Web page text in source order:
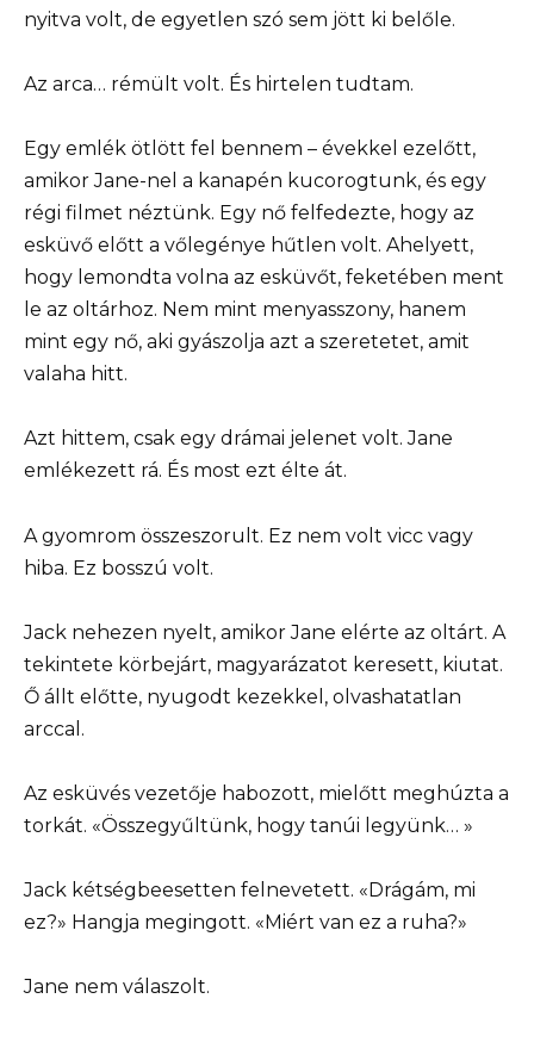
nyitva volt, de egyetlen szó sem jött ki belőle.
Az arca… rémült volt. És hirtelen tudtam.
Egy emlék ötlött fel bennem – évekkel ezelőtt,
amikor Jane-nel a kanapén kucorogtunk, és egy
régi filmet néztünk. Egy nő felfedezte, hogy az
esküvő előtt a vőlegénye hűtlen volt. Ahelyett,
hogy lemondta volna az esküvőt, feketében ment
le az oltárhoz. Nem mint menyasszony, hanem
mint egy nő, aki gyászolja azt a szeretetet, amit
valaha hitt.
Azt hittem, csak egy drámai jelenet volt. Jane
emlékezett rá. És most ezt élte át.
A gyomrom összeszorult. Ez nem volt vicc vagy
hiba. Ez bosszú volt.
Jack nehezen nyelt, amikor Jane elérte az oltárt. A
tekintete körbejárt, magyarázatot keresett, kiutat.
Ő állt előtte, nyugodt kezekkel, olvashatatlan
arccal.
Az esküvés vezetője habozott, mielőtt meghúzta a
torkát. «Összegyűltünk, hogy tanúi legyünk… »
Jack kétségbeesetten felnevetett. «Drágám, mi
ez?» Hangja megingott. «Miért van ez a ruha?»
Jane nem válaszolt.